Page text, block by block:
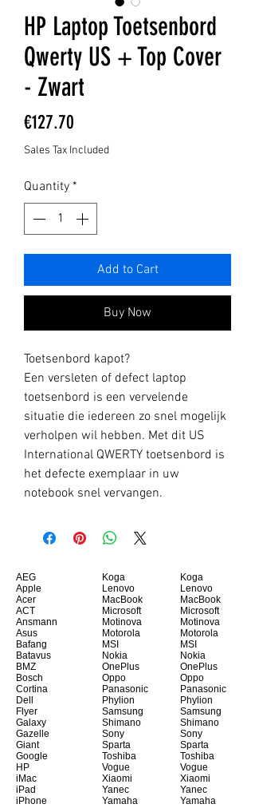
HP Laptop Toetsenbord
Qwerty US + Top Cover
- Zwart
€127.70
Sales Tax Included
Quantity *
Add to Cart
Buy Now
Toetsenbord kapot?
Een versleten of defect laptop
toetsenbord is een vervelende
situatie die iedereen zo snel mogelijk
verholpen wil hebben. Met dit US
International QWERTY toetsenbord is
het defecte exemplaar in uw
notebook snel vervangen.
AEG
Apple
Acer
ACT
Ansmann
Asus
Bafang
Batavus
BMZ
Bosch
Cortina
Dell
Flyer
Galaxy
Gazelle
Giant
Google
HP
iMac
iPad
iPhone
Koga
Lenovo
MacBook
Microsoft
Motinova
Motorola
MSI
Nokia
OnePlus
Oppo
Panasonic
Phylion
Samsung
Shimano
Sony
Sparta
Toshiba
Vogue
Xiaomi
Yanec
Yamaha
Koga
Lenovo
MacBook
Microsoft
Motinova
Motorola
MSI
Nokia
OnePlus
Oppo
Panasonic
Phylion
Samsung
Shimano
Sony
Sparta
Toshiba
Vogue
Xiaomi
Yanec
Yamaha